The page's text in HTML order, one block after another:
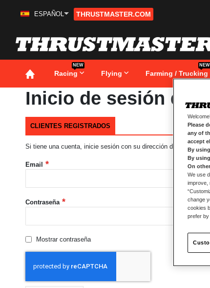
ESPAÑOL THRUSTMASTER.COM
Racing
NEW
Flying Farming / Trucking
NEW
Inicio de sesión de
CLIENTES REGISTRADOS
Si tiene una cuenta, inicie sesión con su dirección de correo
Email
Contraseña
Mostrar contraseña
Welcome!
Please
any of
accept
By
By
On
We use
improve,
change
cookies
prefer by